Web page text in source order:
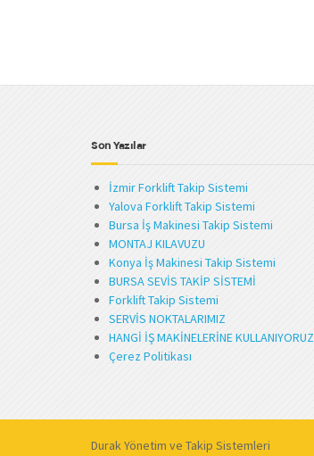
Son Yazılar
İzmir Forklift Takip Sistemi
Yalova Forklift Takip Sistemi
Bursa İş Makinesi Takip Sistemi
MONTAJ KILAVUZU
Konya İş Makinesi Takip Sistemi
BURSA SEVİS TAKİP SİSTEMİ
Forklift Takip Sistemi
SERVİS NOKTALARIMIZ
HANGİ İŞ MAKİNELERİNE KULLANIYORUZ
Çerez Politikası
Durak Yönetim ve Takip Sistemleri